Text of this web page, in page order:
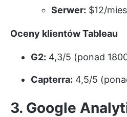
Serwer: $12/
Oceny klientów Tableau
G2: 4,3/5 (ponad
Capterra: 4,5/5
3. Google